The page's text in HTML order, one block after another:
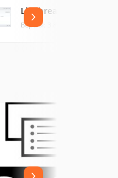
Linebreak Cloud
Версия: 3.8.0 (15.49 МБ)